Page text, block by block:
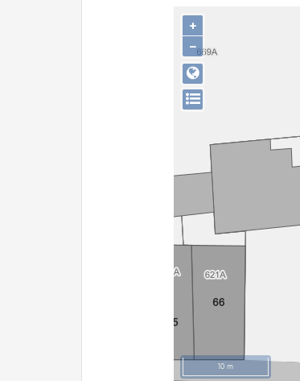
10 m
+
−